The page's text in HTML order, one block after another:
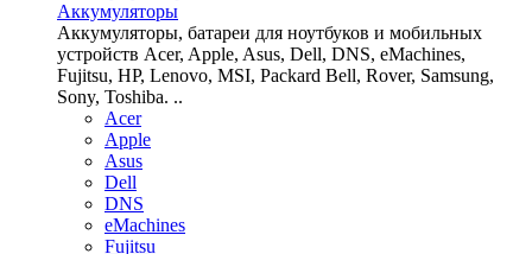
Аккумуляторы
Аккумуляторы, батареи для ноутбуков и мобильных
устройств Acer, Apple, Asus, Dell, DNS, eMachines,
Fujitsu, HP, Lenovo, MSI, Packard Bell, Rover, Samsung,
Sony, Toshiba. ..
Acer
Apple
Asus
Dell
DNS
eMachines
Fujitsu